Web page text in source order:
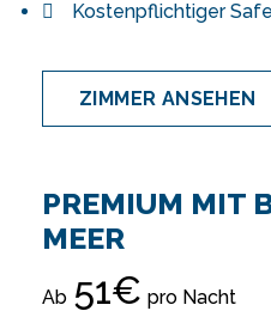
Kostenpflichtiger Safe
ZIMMER ANSEHEN
PREMIUM MIT
MEER
Ab 51€ pro Nacht